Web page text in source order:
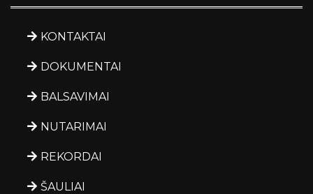
KONTAKTAI
DOKUMENTAI
BALSAVIMAI
NUTARIMAI
REKORDAI
ŠAULIAI